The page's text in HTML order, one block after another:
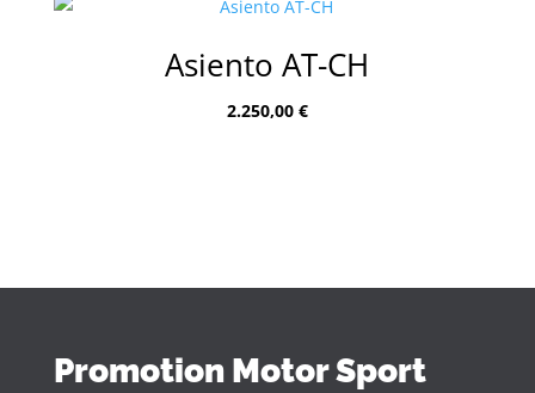
Asiento AT-CH
2.250,00 €
Promotion Motor Sport